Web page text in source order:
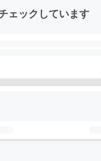
ェックしています